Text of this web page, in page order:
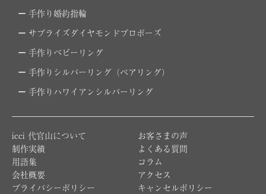
手作り婚約指輪
サプライズダイヤモンドプロポーズ
手作りベビーリング
手作りシルバーリング（ペアリング）
手作りハワイアンシルバーリング
icci 代官山について
お客さまの声
制作実績
よくある質問
用語集
コラム
会社概要
アクセス
プライバシーポリシー
キャンセルポリシー